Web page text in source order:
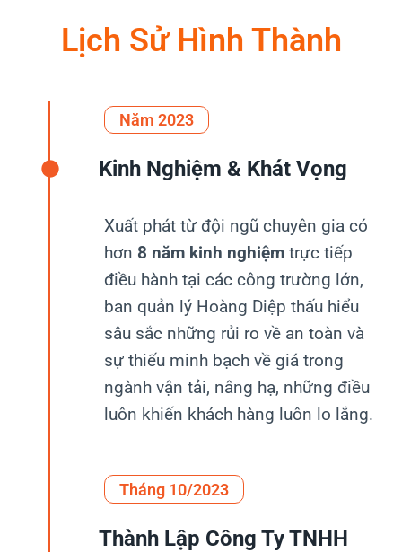
Lịch Sử Hình Thành
Năm 2023
Kinh Nghiệm & Khát Vọng
Xuất phát từ đội ngũ chuyên gia có
hơn 8 năm kinh nghiệm trực tiếp
điều hành tại các công trường lớn,
ban quản lý Hoàng Diệp thấu hiểu
sâu sắc những rủi ro về an toàn và
sự thiếu minh bạch về giá trong
ngành vận tải, nâng hạ, những điều
luôn khiến khách hàng luôn lo lắng.
Tháng 10/2023
Thành Lập Công Ty TNHH